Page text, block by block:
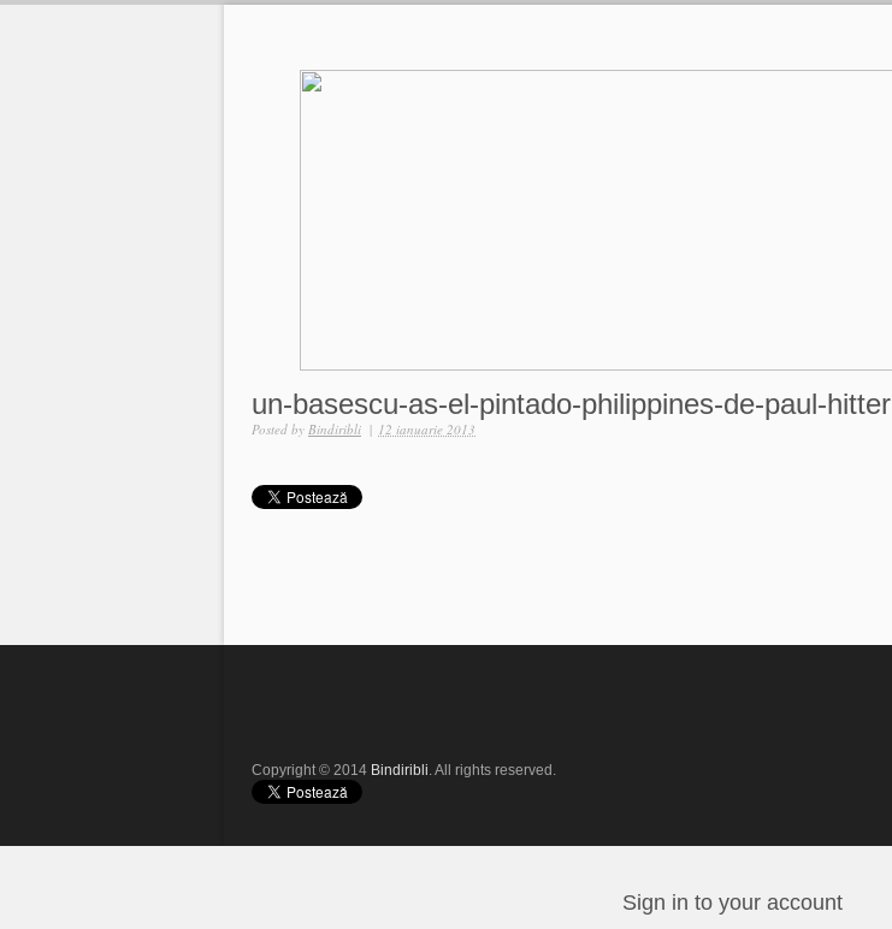
un-basescu-as-el-pintado-philippines-de-paul-hitter
Posted by Bindiribli | 12 ianuarie 2013
Copyright © 2014 Bindiribli. All rights reserved.
Sign in to your account